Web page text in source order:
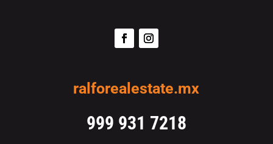
ralforealestate.mx
999 931 7218